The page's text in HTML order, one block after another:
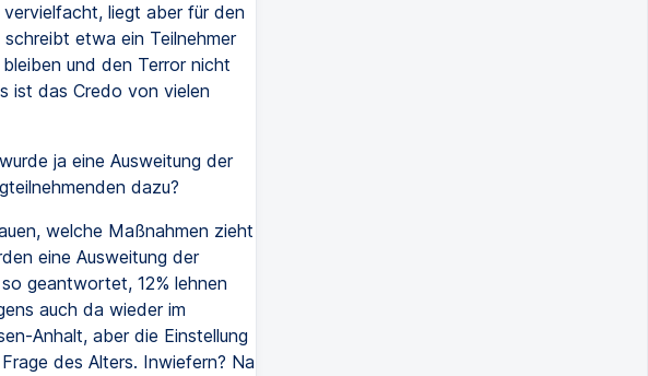
liegt aber für den
etwa ein Teilnehmer
und den Terror nicht
ist das Credo von vielen
ja eine Ausweitung der
dazu?
welche Maßnahmen zieht
eine Ausweitung der
geantwortet, 12% lehnen
auch da wieder im
Anhalt, aber die Einstellung
des Alters. Inwiefern? Na